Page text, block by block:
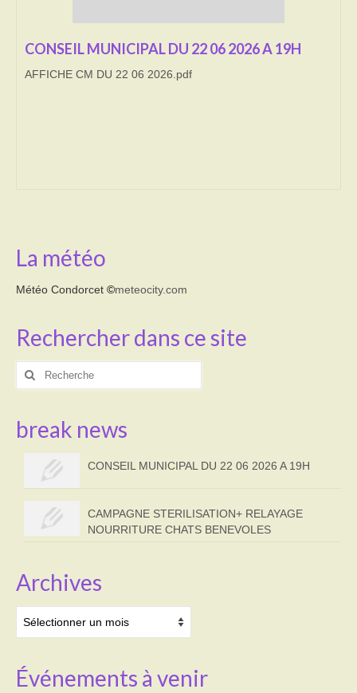
CONSEIL MUNICIPAL DU 22 06 2026 A 19H
AFFICHE CM DU 22 06 2026.pdf
La météo
Météo Condorcet ©meteocity.com
Rechercher dans ce site
Rechercher
break news
CONSEIL MUNICIPAL DU 22 06 2026 A 19H
CAMPAGNE STERILISATION+ RELAYAGE
NOURRITURE CHATS BENEVOLES
Archives
Événements à venir